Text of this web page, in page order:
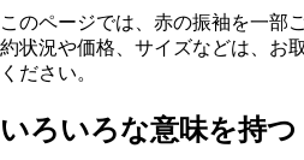
このページでは、赤の振袖を一部
約状況や価格、サイズなどは、お
ください。
いろいろな意味を持